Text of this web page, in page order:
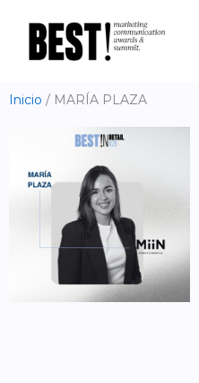
contenido
Inicio MARÍA PLAZA